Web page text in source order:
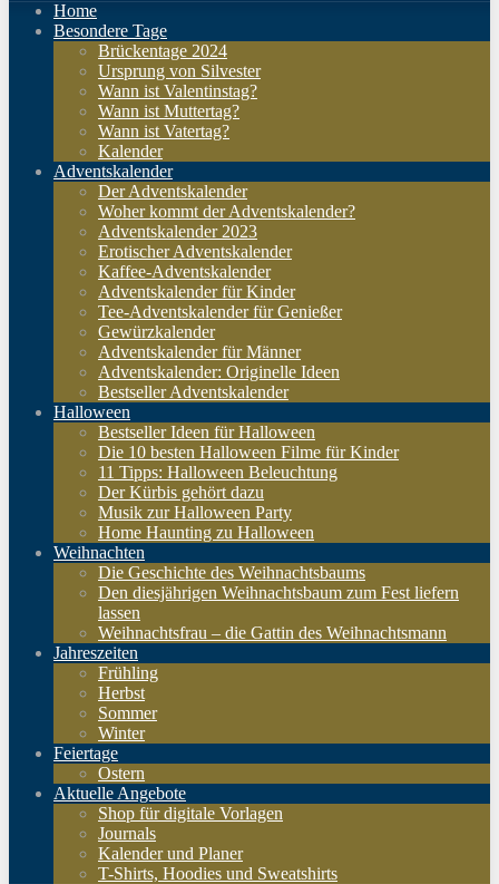
Home
Besondere Tage
Brückentage 2024
Ursprung von Silvester
Wann ist Valentinstag?
Wann ist Muttertag?
Wann ist Vatertag?
Kalender
Adventskalender
Der Adventskalender
Woher kommt der Adventskalender?
Adventskalender 2023
Erotischer Adventskalender
Kaffee-Adventskalender
Adventskalender für Kinder
Tee-Adventskalender für Genießer
Gewürzkalender
Adventskalender für Männer
Adventskalender: Originelle Ideen
Bestseller Adventskalender
Halloween
Bestseller Ideen für Halloween
Die 10 besten Halloween Filme für Kinder
11 Tipps: Halloween Beleuchtung
Der Kürbis gehört dazu
Musik zur Halloween Party
Home Haunting zu Halloween
Weihnachten
Die Geschichte des Weihnachtsbaums
Den diesjährigen Weihnachtsbaum zum Fest liefern
lassen
Weihnachtsfrau – die Gattin des Weihnachtsmann
Jahreszeiten
Frühling
Herbst
Sommer
Winter
Feiertage
Ostern
Aktuelle Angebote
Shop für digitale Vorlagen
Journals
Kalender und Planer
T-Shirts, Hoodies und Sweatshirts